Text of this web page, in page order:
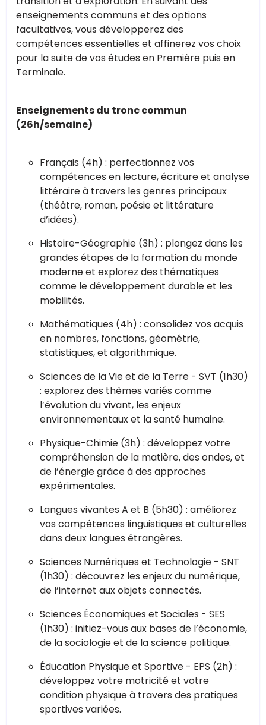
enseignements communs et des options
facultatives, vous développerez des
compétences essentielles et affinerez vos choix
pour la suite de vos études en Première puis en
Terminale.
Enseignements du tronc commun
(26h/semaine)
Français (4h) : perfectionnez vos
compétences en lecture, écriture et analyse
littéraire à travers les genres principaux
(théâtre, roman, poésie et littérature
d’idées).
Histoire-Géographie (3h) : plongez dans les
grandes étapes de la formation du monde
moderne et explorez des thématiques
comme le développement durable et les
mobilités.
Mathématiques (4h) : consolidez vos acquis
en nombres, fonctions, géométrie,
statistiques, et algorithmique.
Sciences de la Vie et de la Terre - SVT (1h30)
: explorez des thèmes variés comme
l’évolution du vivant, les enjeux
environnementaux et la santé humaine.
Physique-Chimie (3h) : développez votre
compréhension de la matière, des ondes, et
de l’énergie grâce à des approches
expérimentales.
Langues vivantes A et B (5h30) : améliorez
vos compétences linguistiques et culturelles
dans deux langues étrangères.
Sciences Numériques et Technologie - SNT
(1h30) : découvrez les enjeux du numérique,
de l’internet aux objets connectés.
Sciences Économiques et Sociales - SES
(1h30) : initiez-vous aux bases de l’économie,
de la sociologie et de la science politique.
Éducation Physique et Sportive - EPS (2h) :
développez votre motricité et votre
condition physique à travers des pratiques
sportives variées.